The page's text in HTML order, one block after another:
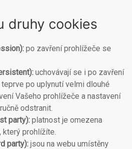
druhy cookies
po zavření prohlížeče se
uchovávají se i po zavření
po uplynutí velmi dlouhé
Vašeho prohlížeče a nastavení
odstranit.
party): platnost je omezena
který prohlížíte.
party): jsou na webu umístěny